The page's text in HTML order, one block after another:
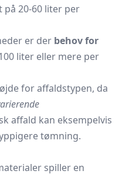
på 20-60 liter per
er der behov for
liter eller mere per
for affaldstypen, da
affald kan eksempelvis
tømning.
spiller en